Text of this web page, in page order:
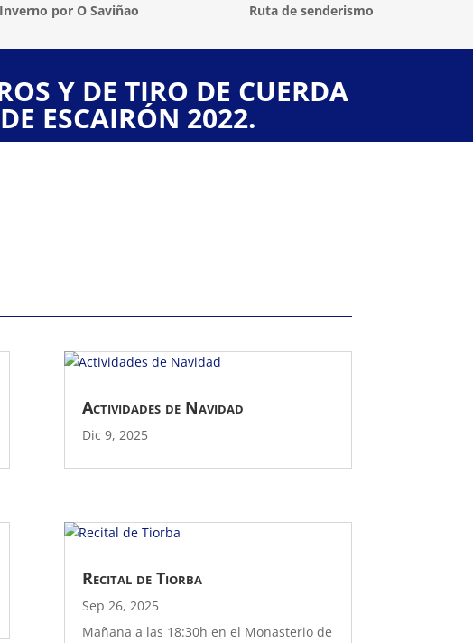
por O Saviñao Ruta de senderismo
Y DE TIRO DE CUERDA
ESCAIRÓN 2022.
Actividades de Navidad
Dic 9, 2025
Recital de Tiorba
Sep 26, 2025
Mañana a las 18:30h en el Monasterio de